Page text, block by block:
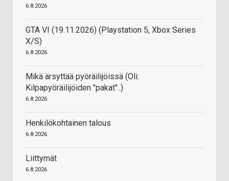
6.8.2026
GTA VI (19.11.2026) (Playstation 5, Xbox Series
X/S)
6.8.2026
Mikä ärsyttää pyöräilijöissä (Oli:
Kilpapyöräilijöiden "pakat"..)
6.8.2026
Henkilökohtainen talous
6.8.2026
Liittymät
6.8.2026